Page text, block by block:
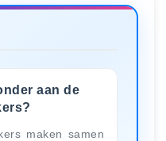
aan de
maken samen